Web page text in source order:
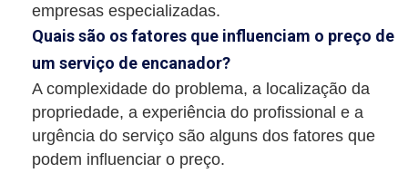
empresas especializadas.
Quais são os fatores que influenciam o preço de
um serviço de encanador?
A complexidade do problema, a localização da
propriedade, a experiência do profissional e a
urgência do serviço são alguns dos fatores que
podem influenciar o preço.